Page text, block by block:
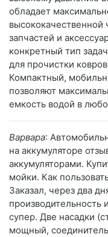
обладает
высококачественной
запчастей и
конкретный тип
для прочистки
Компактный,
позволяют
емкость водой в
Варвара:
на аккумуляторе
аккумуляторами.
мойки. Как
Заказал, через два
производительность
супер. Две насадки
мощный,